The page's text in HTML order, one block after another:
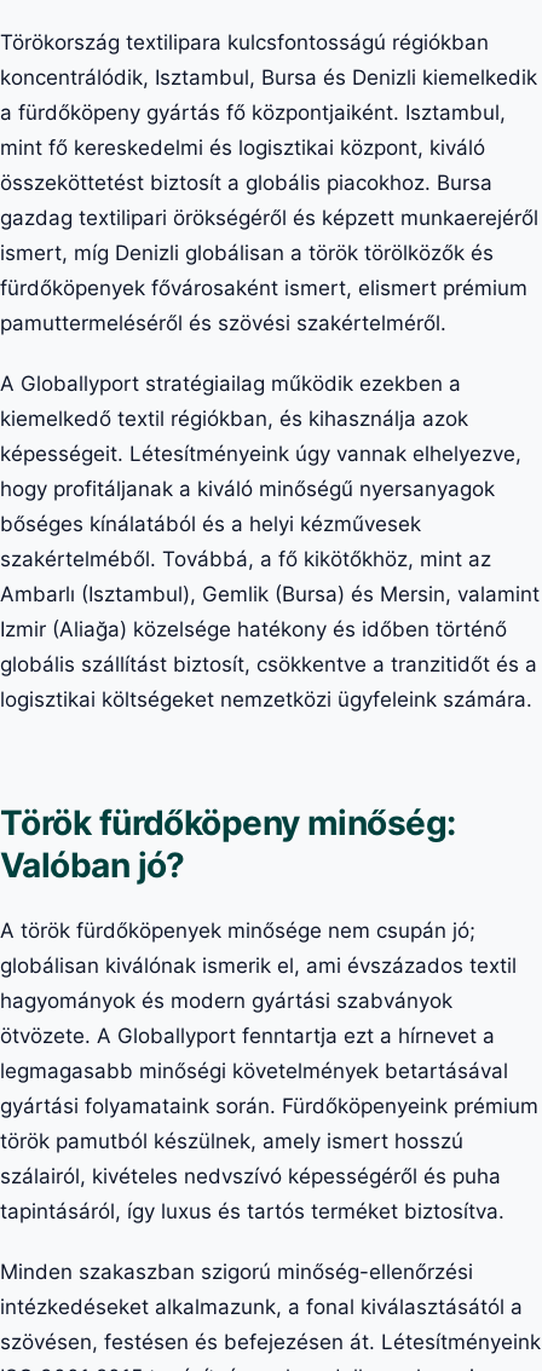
Törökország textilipara kulcsfontosságú régiókban
koncentrálódik, Isztambul, Bursa és Denizli kiemelkedik
a fürdőköpeny gyártás fő központjaiként. Isztambul,
mint fő kereskedelmi és logisztikai központ, kiváló
összeköttetést biztosít a globális piacokhoz. Bursa
gazdag textilipari örökségéről és képzett munkaerejéről
ismert, míg Denizli globálisan a török törölközők és
fürdőköpenyek fővárosaként ismert, elismert prémium
pamuttermeléséről és szövési szakértelméről.
A Globallyport stratégiailag működik ezekben a
kiemelkedő textil régiókban, és kihasználja azok
képességeit. Létesítményeink úgy vannak elhelyezve,
hogy profitáljanak a kiváló minőségű nyersanyagok
bőséges kínálatából és a helyi kézművesek
szakértelméből. Továbbá, a fő kikötőkhöz, mint az
Ambarlı (Isztambul), Gemlik (Bursa) és Mersin, valamint
Izmir (Aliağa) közelsége hatékony és időben történő
globális szállítást biztosít, csökkentve a tranzitidőt és a
logisztikai költségeket nemzetközi ügyfeleink számára.
Török fürdőköpeny minőség:
Valóban jó?
A török fürdőköpenyek minősége nem csupán jó;
globálisan kiválónak ismerik el, ami évszázados textil
hagyományok és modern gyártási szabványok
ötvözete. A Globallyport fenntartja ezt a hírnevet a
legmagasabb minőségi követelmények betartásával
gyártási folyamataink során. Fürdőköpenyeink prémium
török pamutból készülnek, amely ismert hosszú
szálairól, kivételes nedvszívó képességéről és puha
tapintásáról, így luxus és tartós terméket biztosítva.
Minden szakaszban szigorú minőség-ellenőrzési
intézkedéseket alkalmazunk, a fonal kiválasztásától a
szövésen, festésen és befejezésen át. Létesítményeink